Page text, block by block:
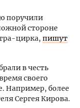
поручили
стороне
цирка, пишут
в честь
своего
Например, более
Сергея Кирова.